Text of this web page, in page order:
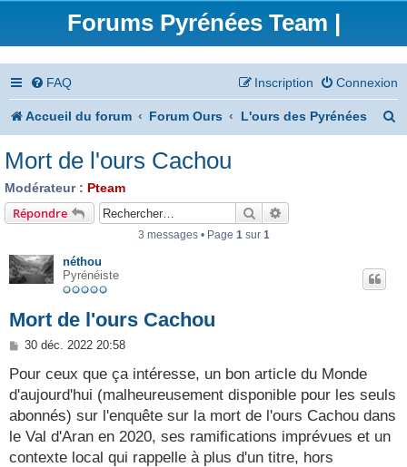
Forums Pyrénées Team |
FAQ Connexion
Inscription
Accueil du forum Forum Ours L'ours des Pyrénées
Mort de l'ours Cachou
Modérateur : Pteam
Répondre Rechercher
3 messages • Page 1sur 1
néthou
Pyrénéiste
Mort de l'ours Cachou
M
s
a
g
30 déc. 2022 20:58
Pour ceux que ça intéresse, un bon article du Monde
d'aujourd'hui (malheureusement disponible pour les seuls
abonnés) sur l'enquête sur la mort de l'ours Cachou dans
le Val d'Aran en 2020, ses ramifications imprévues et un
contexte local qui rappelle à plus d'un titre, hors